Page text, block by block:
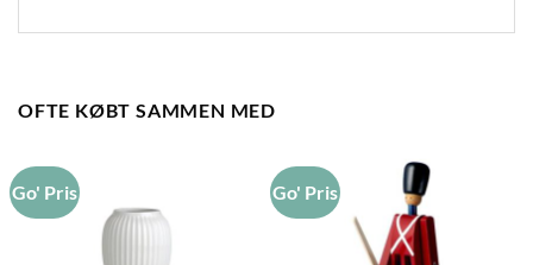
OFTE KØBT SAMMEN MED
Go' Pris Go' Pris